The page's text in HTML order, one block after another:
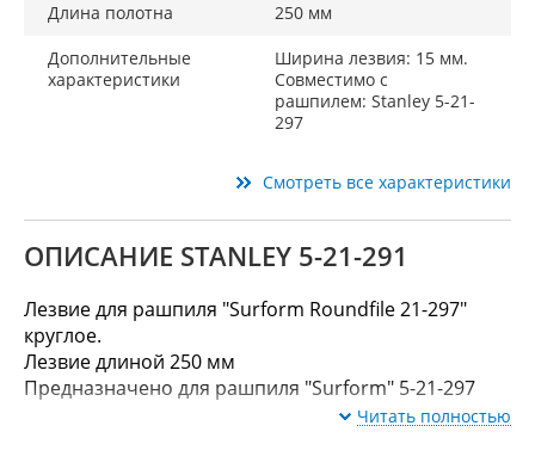
Длина полотна
250 мм
Дополнительные
характеристики
Ширина лезвия: 15 мм.
Совместимо с
рашпилем: Stanley 5-21-
297
Смотреть все характеристики
ОПИСАНИЕ STANLEY 5-21-291
Лезвие для рашпиля "Surform Roundfile 21-297"
круглое.
Лезвие длиной 250 мм
Предназначено для рашпиля "Surform" 5-21-297
Читать полностью